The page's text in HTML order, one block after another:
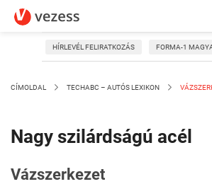
HÍRLEVÉL FELIRATKOZÁS FORMA-1
CÍMOLDAL TECHABC – AUTÓS LEXIKON
Nagy szilárdságú acél
Vázszerkezet